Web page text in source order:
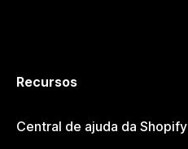
Recursos
Central de ajuda da Shopify